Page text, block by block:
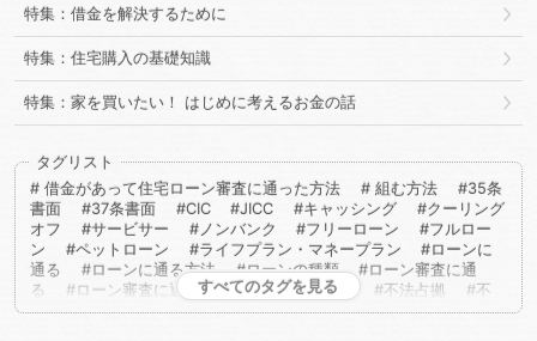
特集：借金を解決するために
特集：住宅購入の基礎知識
特集：家を買いたい！ はじめに考えるお金の話
タグリスト
借金があって住宅ローン審査に通った方法
組む方法
35条
書面
37条書面 CIC JICC キャッシング
クーリング
オフ
サービサー ノンバンク フリーローン
フルロー
ン
ペットローン ライフプラン・マネープラン
ローンに
通る
ローンに通る方法 ローンの種類
ローン審査に通
る
ローン審査に通る方法 不動産取得税 不法占拠
不
法行為
二重譲渡 介護保険 代物弁済 代理人
代襲相
すべてのタグを見る